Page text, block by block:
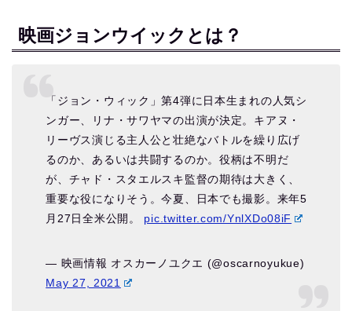
映画ジョンウイックとは？
「ジョン・ウィック」第4弾に日本生まれの人気シ
ンガー、リナ・サワヤマの出演が決定。キアヌ・
リーヴス演じる主人公と壮絶なバトルを繰り広げ
るのか、あるいは共闘するのか。役柄は不明だ
が、チャド・スタエルスキ監督の期待は大きく、
重要な役になりそう。今夏、日本でも撮影。来年5
月27日全米公開。 pic.twitter.com/YnlXDo08iF
— 映画情報 オスカーノユクエ (@oscarnoyukue)
May 27, 2021